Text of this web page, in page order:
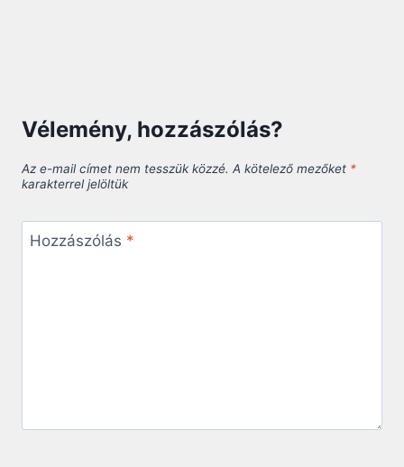
Vélemény, hozzászólás?
Az e-mail címet nem tesszük közzé. A kötelező mezőket *
karakterrel jelöltük
Hozzászólás *